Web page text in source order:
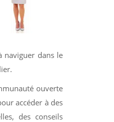
naviguer dans le
ouverte
accéder à des
des conseils